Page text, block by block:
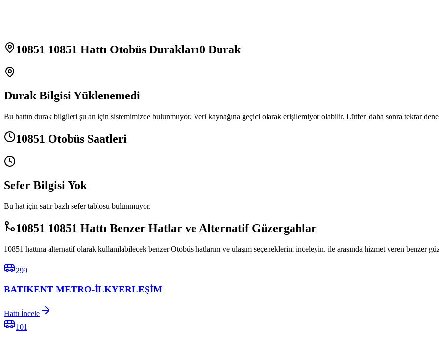
10851 10851 Hattı Otobüs Durakları0 Durak
Durak Bilgisi Yüklenemedi
Bu hattın durak bilgileri şu an için sistemimizde bulunmuyor. Veri kaynağına geçici olarak erişilemiyor olabilir. Lütfen daha sonra tekrar
10851 Otobüs Saatleri
Sefer Bilgisi Yok
Bu hat için satır bazlı sefer tablosu bulunmuyor.
10851 10851 Hattı Benzer Hatlar ve Alternatif Güzergahlar
10851 hattına alternatif olarak kullanılabilecek benzer Otobüs hatlarını ve ulaşım seçeneklerini inceleyin. ile arasında hizmet veren benzer
299
BATIKENT METRO-İLKYERLEŞİM
Hattı İncele
101